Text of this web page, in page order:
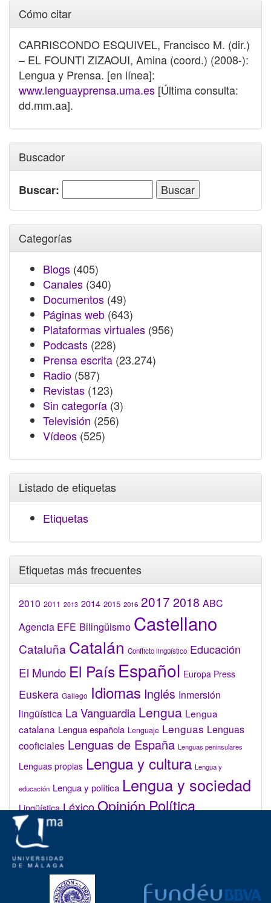
Cómo citar
CARRISCONDO ESQUIVEL, Francisco M. (dir.)
– EL FOUNTI ZIZAOUI, Amina (coord.) (2008-):
Lengua y Prensa. [en línea]:
www.lenguayprensa.uma.es [Última consulta:
dd.mm.aa].
Buscador
Buscar:
Categorías
Blogs (405)
Canales (340)
Documentos (49)
Páginas web (643)
Plataformas virtuales (956)
Podcasts (228)
Prensa escrita (23.274)
Radio (587)
Revistas (123)
Sin categoría (3)
Televisión (256)
Vídeos (525)
Listado de etiquetas
Etiquetas
Etiquetas más frecuentes
2010 2011 2013 2014 2015 2016 2017 2018 ABC
Agencia EFE Bilingüismo Castellano
Cataluña Catalán Conflicto lingüístico Educación
El Mundo El País Español Europa Press
Euskera Gallego Idiomas Inglés Inmersión
lingüística La Vanguardia Lengua Lengua
catalana Lengua española Lenguaje Lenguas Lenguas
cooficiales Lenguas de España Lenguas peninsulares
Lenguas propias Lengua y cultura Lengua y
educación Lengua y política Lengua y sociedad
Lingüística LéxicoOpiniónPolítica
lingüística
Valenciano
Administrar